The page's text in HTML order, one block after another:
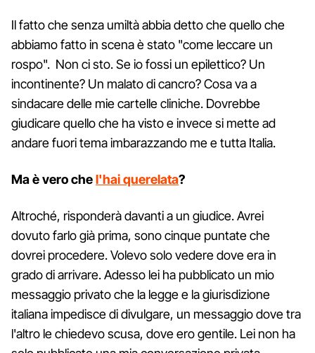
Il fatto che senza umiltà abbia detto che quello che
abbiamo fatto in scena è stato "come leccare un
rospo". Non ci sto. Se io fossi un epilettico? Un
incontinente? Un malato di cancro? Cosa va a
sindacare delle mie cartelle cliniche. Dovrebbe
giudicare quello che ha visto e invece si mette ad
andare fuori tema imbarazzando me e tutta Italia.
Ma è vero chel'hai querelata?
Altroché, risponderà davanti a un giudice. Avrei
dovuto farlo già prima, sono cinque puntate che
dovrei procedere. Volevo solo vedere dove era in
grado di arrivare. Adesso lei ha pubblicato un mio
messaggio privato che la legge e la giurisdizione
italiana impedisce di divulgare, un messaggio dove tra
l'altro le chiedevo scusa, dove ero gentile. Lei non ha